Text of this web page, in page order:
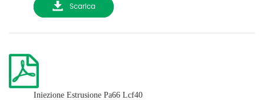
Scarica
Iniezione Estrusione Pa66 Lcf40